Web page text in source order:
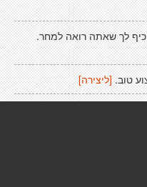
לך שאתה רואה למחר.
טוב. [ליצירה]